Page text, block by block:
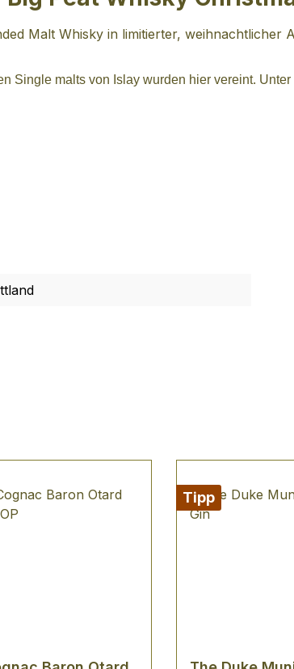
Malt Whisky in limitierter, weihnachtlicher
Single malts von Islay wurden hier vereint.
Tipp